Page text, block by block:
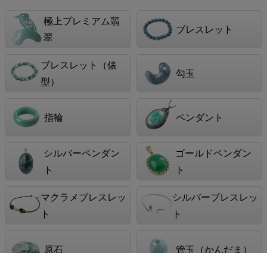
極上プレミアム翡
翠
ブレスレット
ブレスレット（俵
型）
勾玉
指輪 ペンダント
シルバーペンダン
ト
ゴールドペンダン
ト
マクラメブレスレッ
ト
シルバーブレスレッ
ト
原石 管玉（かんだま）